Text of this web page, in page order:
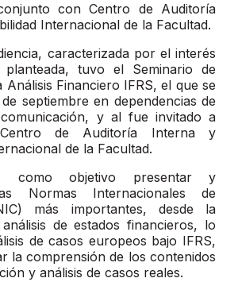
con Centro de Auditoría
Internacional de la Facultad.
caracterizada por el interés
tuvo el Seminario de
Análisis Financiero IFRS, el que se
septiembre en dependencias de
y al fue invitado a
de Auditoría Interna y
de la Facultad.
como objetivo presentar y
Normas Internacionales de
más importantes, desde la
de estados financieros, lo
de casos europeos bajo IFRS,
la comprensión de los contenidos
y análisis de casos reales.